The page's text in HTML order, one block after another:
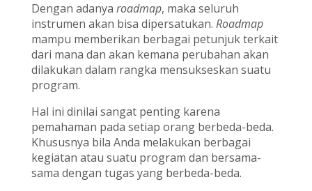
Dengan adanya roadmap, maka seluruh
instrumen akan bisa dipersatukan. Roadmap
mampu memberikan berbagai petunjuk terkait
dari mana dan akan kemana perubahan akan
dilakukan dalam rangka mensukseskan suatu
program.
Hal ini dinilai sangat penting karena
pemahaman pada setiap orang berbeda-beda.
Khususnya bila Anda melakukan berbagai
kegiatan atau suatu program dan bersama-
sama dengan tugas yang berbeda-beda.